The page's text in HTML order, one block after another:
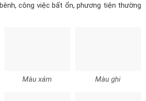
công việc bất ổn, phương tiện thường
Màu xám Màu ghi